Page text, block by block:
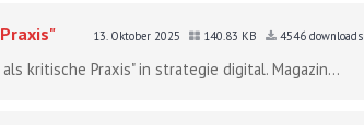
13. Oktober 2025 140.83 KB 4546 downloads
als kritische Praxis" in strategie digital. Magazin...